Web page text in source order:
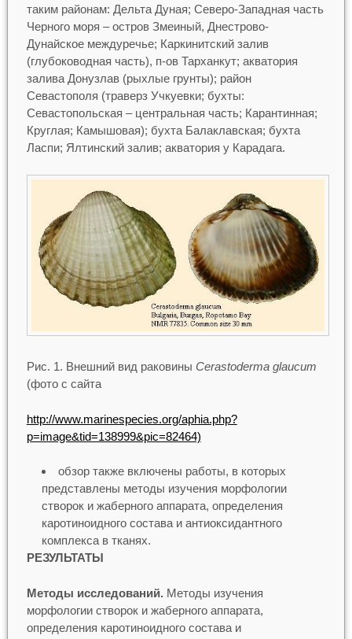
таким районам: Дельта Дуная; Северо-Западная часть
Черного моря – остров Змеиный, Днестрово-
Дунайское междуречье; Каркинитский залив
(глубоководная часть), п-ов Тарханкут; акватория
залива Донузлав (рыхлые грунты); район
Севастополя (траверз Учкуевки; бухты:
Севастопольская – центральная часть; Карантинная;
Круглая; Камышовая); бухта Балаклавская; бухта
Ласпи; Ялтинский залив; акватория у Карадага.
Рис. 1. Внешний вид раковины Cerastoderma glaucum
(фото с сайта
http://www.marinespecies.org/aphia.php?
p=image&tid=138999&pic=82464)
обзор также включены работы, в которых
представлены методы изучения морфологии
створок и жаберного аппарата, определения
каротиноидного состава и антиоксидантного
комплекса в тканях.
РЕЗУЛЬТАТЫ
Методы исследований.Методы изучения
морфологии створок и жаберного аппарата,
определения каротиноидного состава и